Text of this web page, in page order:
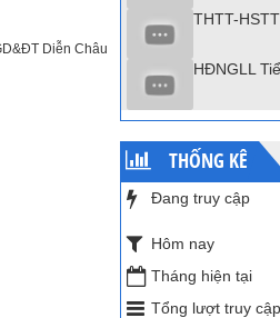
Diễn Châu
THTT-
HĐNGLL
THỐNG KÊ
Đang truy cập
Hôm nay
Tháng hiện tại
Tổng lượt truy cập